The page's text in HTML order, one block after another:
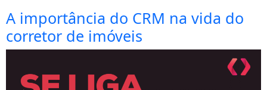
A importância do CRM na vida do
corretor de imóveis